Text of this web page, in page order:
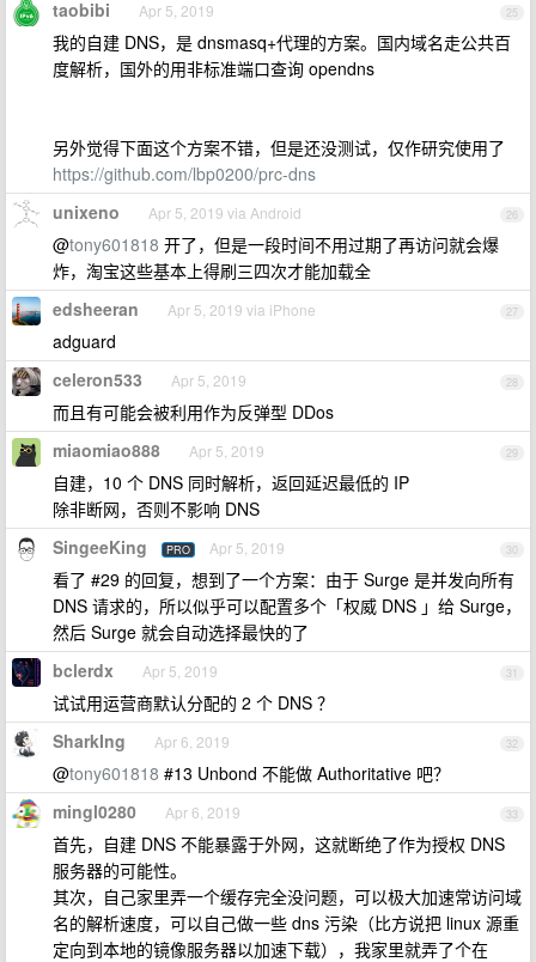
25
taobibi Apr 5, 2019
我的自建 DNS，是 dnsmasq+代理的方案。国内域名走公共百
度解析，国外的用非标准端口查询 opendns
另外觉得下面这个方案不错，但是还没测试，仅作研究使用了
https://github.com/lbp0200/prc-dns
26
unixeno Apr 5, 2019 via Android
@tony601818 开了，但是一段时间不用过期了再访问就会爆
炸，淘宝这些基本上得刷三四次才能加载全
27
edsheeran Apr 5, 2019 via iPhone
adguard
28
celeron533 Apr 5, 2019
而且有可能会被利用作为反弹型 DDos
29
miaomiao888 Apr 5, 2019
自建，10 个 DNS 同时解析，返回延迟最低的 IP
除非断网，否则不影响 DNS
30
SingeeKing PRO Apr 5, 2019
看了 #29 的回复，想到了一个方案：由于 Surge 是并发向所有
DNS 请求的，所以似乎可以配置多个「权威 DNS 」给 Surge，
然后 Surge 就会自动选择最快的了
31
bclerdx Apr 5, 2019
试试用运营商默认分配的 2 个 DNS ？
32
SharkIng Apr 6, 2019
@tony601818 #13 Unbond 不能做 Authoritative 吧？
33
mingl0280 Apr 6, 2019
首先，自建 DNS 不能暴露于外网，这就断绝了作为授权 DNS
服务器的可能性。
其次，自己家里弄一个缓存完全没问题，可以极大加速常访问域
名的解析速度，可以自己做一些 dns 污染（比方说把 linux 源重
定向到本地的镜像服务器以加速下载），我家里就弄了个在